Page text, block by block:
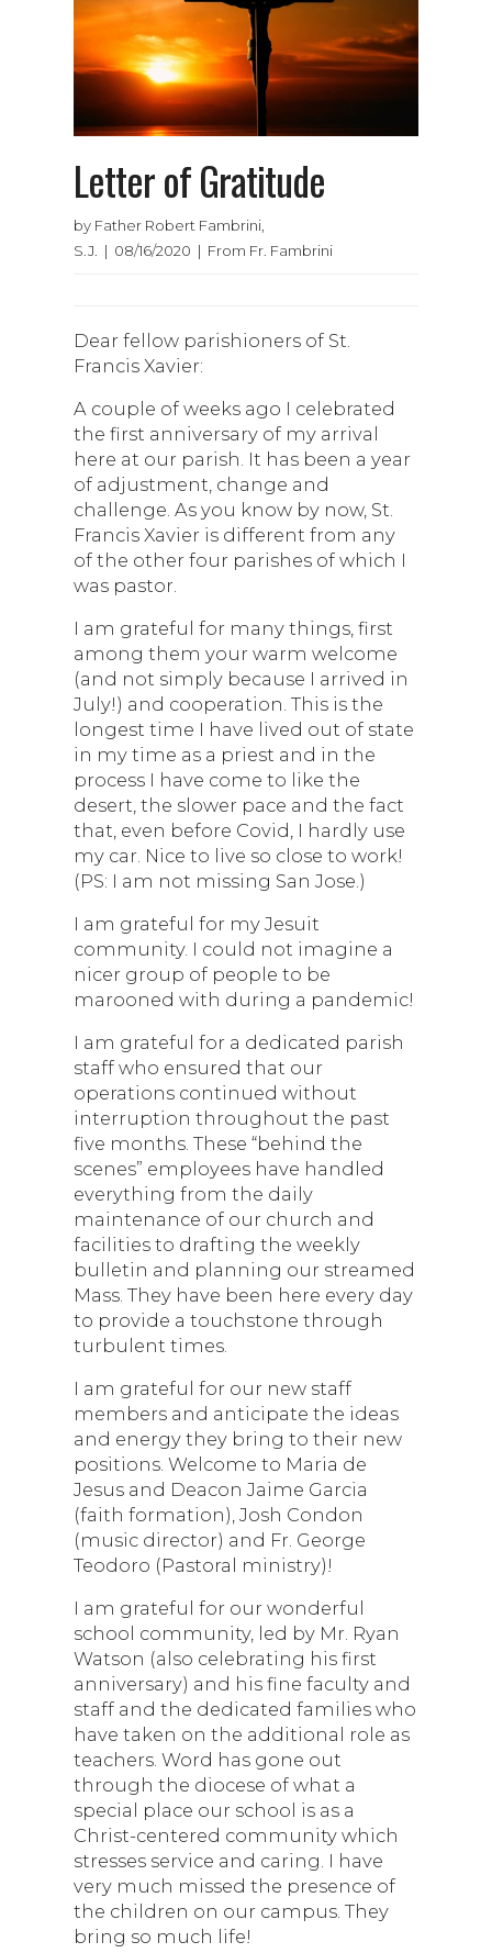
Letter of Gratitude
by Father Robert Fambrini,
S.J. | 08/16/2020 | From Fr. Fambrini
Dear fellow parishioners of St.
Francis Xavier:
A couple of weeks ago I celebrated
the first anniversary of my arrival
here at our parish. It has been a year
of adjustment, change and
challenge. As you know by now, St.
Francis Xavier is different from any
of the other four parishes of which I
was pastor.
I am grateful for many things, first
among them your warm welcome
(and not simply because I arrived in
July!) and cooperation. This is the
longest time I have lived out of state
in my time as a priest and in the
process I have come to like the
desert, the slower pace and the fact
that, even before Covid, I hardly use
my car. Nice to live so close to work!
(PS: I am not missing San Jose.)
I am grateful for my Jesuit
community. I could not imagine a
nicer group of people to be
marooned with during a pandemic!
I am grateful for a dedicated parish
staff who ensured that our
operations continued without
interruption throughout the past
five months. These “behind the
scenes” employees have handled
everything from the daily
maintenance of our church and
facilities to drafting the weekly
bulletin and planning our streamed
Mass. They have been here every day
to provide a touchstone through
turbulent times.
I am grateful for our new staff
members and anticipate the ideas
and energy they bring to their new
positions. Welcome to Maria de
Jesus and Deacon Jaime Garcia
(faith formation), Josh Condon
(music director) and Fr. George
Teodoro (Pastoral ministry)!
I am grateful for our wonderful
school community, led by Mr. Ryan
Watson (also celebrating his first
anniversary) and his fine faculty and
staff and the dedicated families who
have taken on the additional role as
teachers. Word has gone out
through the diocese of what a
special place our school is as a
Christ-centered community which
stresses service and caring. I have
very much missed the presence of
the children on our campus. They
bring so much life!